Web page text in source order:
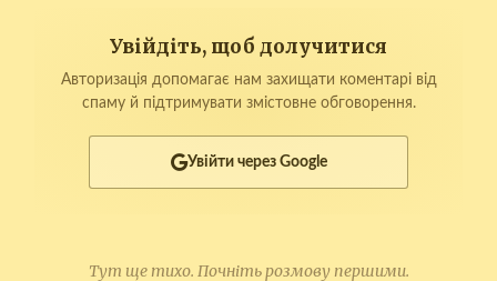
Увійдіть, щоб долучитися
Авторизація допомагає нам захищати коментарі від
спаму й підтримувати змістовне обговорення.
Увійти через Google
Тут ще тихо. Почніть розмову першими.